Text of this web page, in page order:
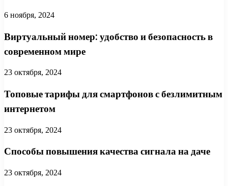
6 ноября, 2024
Виртуальный номер: удобство и безопасность в
современном мире
23 октября, 2024
Топовые тарифы для смартфонов с безлимитным
интернетом
23 октября, 2024
Способы повышения качества сигнала на даче
23 октября, 2024